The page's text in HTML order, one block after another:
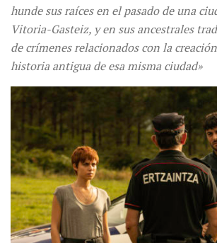
hunde sus raíces en el pasado de una
Vitoria-Gasteiz, y en sus ancestrales
de crímenes relacionados con la
historia antigua de esa misma ciudad»